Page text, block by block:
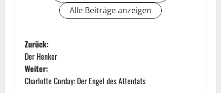
Alle Beiträge anzeigen
Zurück:
Der Henker
Weiter:
Charlotte Corday: Der Engel des Attentats